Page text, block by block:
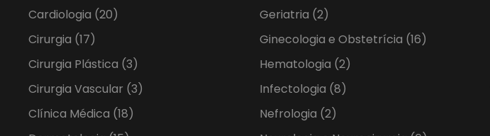
Cardiologia (20)
Cirurgia (17)
Cirurgia Plástica (3)
Cirurgia Vascular (3)
Clínica Médica (18)
Geriatria (2)
Ginecologia e Obstetrícia (16)
Hematologia (2)
Infectologia (8)
Nefrologia (2)